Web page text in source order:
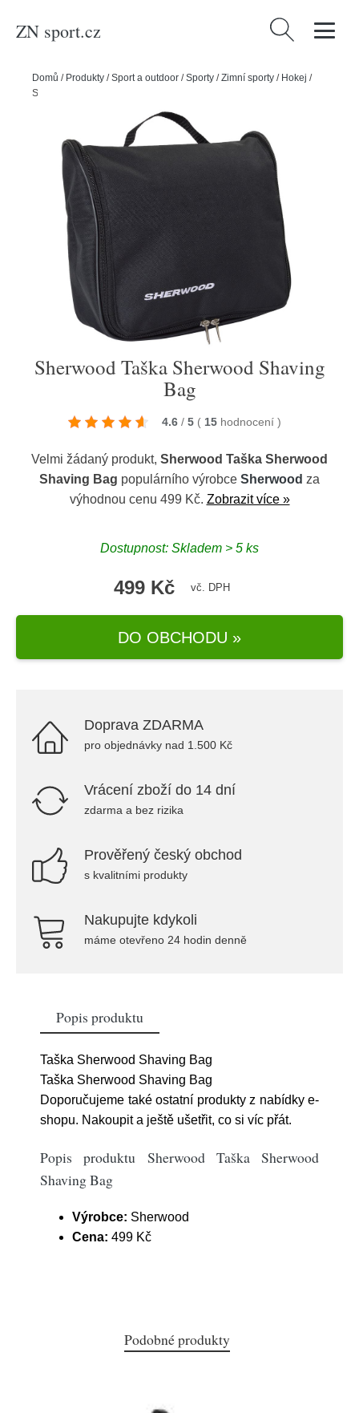
ZN sport.cz Vyhledávání
Domů / Produkty /Sport a outdoor /Sporty /Zimní sporty / Hokej /
Sherwood Taška Sherwood Shaving Bag
Sherwood Taška Sherwood Shaving
Bag
4.6 / 5 ( 15 hodnocení )
Velmi žádaný produkt, Sherwood Taška Sherwood
Shaving Bag populárního výrobce Sherwood za
výhodnou cenu 499 Kč. Zobrazit více »
Dostupnost: Skladem > 5 ks
499 Kč vč. DPH
DO OBCHODU »
Doprava ZDARMA
pro objednávky nad 1.500 Kč
Vrácení zboží do 14 dní
zdarma a bez rizika
Prověřený český obchod
s kvalitními produkty
Nakupujte kdykoli
máme otevřeno 24 hodin denně
Popis produktu
Taška Sherwood Shaving Bag
Taška Sherwood Shaving Bag
Doporučujeme také ostatní produkty z nabídky e-
shopu. Nakoupit a ještě ušetřit, co si víc přát.
Popis produktu Sherwood Taška Sherwood
Shaving Bag
Výrobce: Sherwood
Cena: 499 Kč
Podobné produkty